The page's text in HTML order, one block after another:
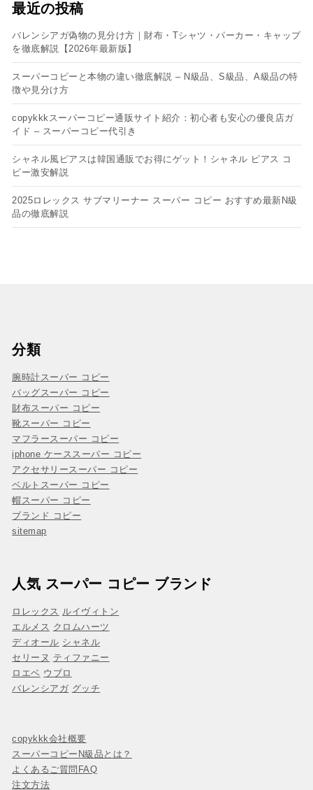
最近の投稿
バレンシアガ偽物の見分け方｜財布・Tシャツ・パーカー・キャップ
を徹底解説【2026年最新版】
スーパーコピーと本物の違い徹底解説 – N級品、S級品、A級品の特
徴や見分け方
copykkkスーパーコピー通販サイト紹介：初心者も安心の優良店ガ
イド – スーパーコピー代引き
シャネル風ピアスは韓国通販でお得にゲット！シャネル ピアス コ
ピー​激安解説
2025ロレックス サブマリーナー スーパー コピー おすすめ最新N級
品の徹底解説
分類
腕時計スーパー コピー
バッグスーパー コピー
財布スーパー コピー
靴スーパー コピー
マフラースーパー コピー
iphone ケーススーパー コピー
アクセサリースーパー コピー
ベルトスーパー コピー
帽スーパー コピー
ブランド コピー
sitemap
人気 スーパー コピー ブランド
ロレックス ルイヴィトン
エルメス クロムハーツ
ディオール シャネル
セリーヌ ティファニー
ロエベ ウブロ
バレンシアガ グッチ
copykkk会社概要
スーパーコピーN級品とは？
よくあるご質問FAQ
注文方法